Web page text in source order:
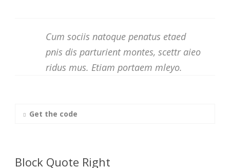
Cum sociis natoque penatus etaed
pnis dis parturient montes, scettr aieo
ridus mus. Etiam portaem mleyo.
Get the code
Block Quote Right